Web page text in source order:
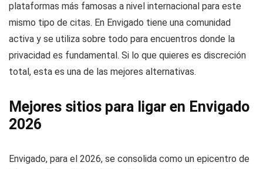
plataformas más famosas a nivel internacional para este
mismo tipo de citas. En Envigado tiene una comunidad
activa y se utiliza sobre todo para encuentros donde la
privacidad es fundamental. Si lo que quieres es discreción
total, esta es una de las mejores alternativas.
Mejores sitios para ligar en Envigado
2026
Envigado, para el 2026, se consolida como un epicentro de